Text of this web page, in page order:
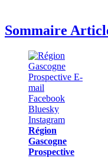
Sommaire
Région
Gascogne
Prospective